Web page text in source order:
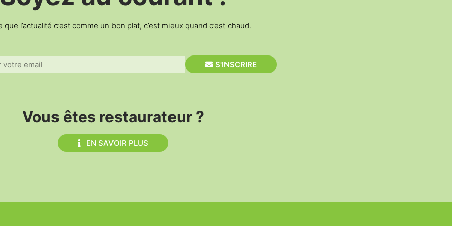
que l’actualité c’est comme un bon plat, c’est mieux quand c’est chaud.
S'INSCRIRE
Vous êtes restaurateur ?
EN SAVOIR PLUS